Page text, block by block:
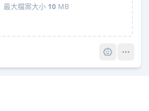
最大檔案大小 10 MB